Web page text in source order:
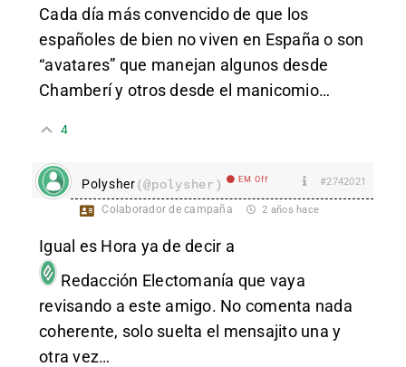
Cada día más convencido de que los
españoles de bien no viven en España o son
“avatares” que manejan algunos desde
Chamberí y otros desde el manicomio…
4
Polysher(@polysher) EM Off #2742021
Colaborador de campaña 2 años hace
Igual es Hora ya de decir a
Redacción Electomanía que vaya
revisando a este amigo. No comenta nada
coherente, solo suelta el mensajito una y
otra vez…